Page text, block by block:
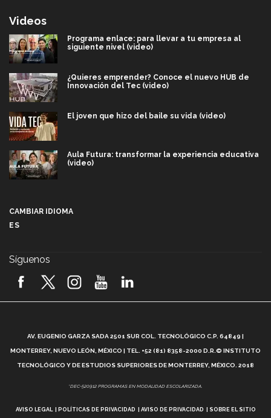
Videos
Programa enlace: para llevar a tu empresa al
siguiente nivel (video)
¿Quieres emprender? Conoce el nuevo HUB de
Innovación del Tec (video)
El joven que hizo del baile su vida (video)
Aula Futura: transformar la experiencia educativa
(video)
2026! (video)
¿Cómo es el Modelo Educativo Tec? (video)
Vida Tec: Feminismo e Inteligencia Artificial, Paola
CAMBIAR IDIOMA
ES
Síguenos
AV. EUGENIO GARZA SADA 2501 SUR COL. TECNOLÓGICO C.P. 64849 |
MONTERREY, NUEVO LEÓN, MÉXICO | TEL. +52 (81) 8358-2000 D.R.© INSTITUTO
TECNOLÓGICO Y DE ESTUDIOS SUPERIORES DE MONTERREY, MÉXICO. 2018
*DEC-520912 PROGRAMAS EN MODALIDAD ESCOLARIZADA.
AVISO LEGAL POLÍTICAS DE PRIVACIDAD AVISO DE PRIVACIDAD SOBRE EL SITIO